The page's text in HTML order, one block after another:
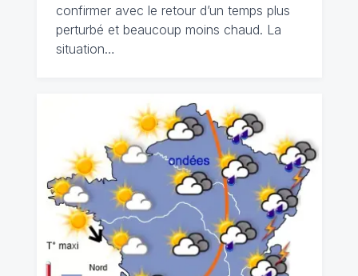
confirmer avec le retour d’un temps plus
perturbé et beaucoup moins chaud. La
situation…